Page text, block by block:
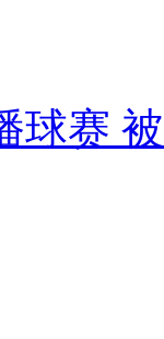
球赛